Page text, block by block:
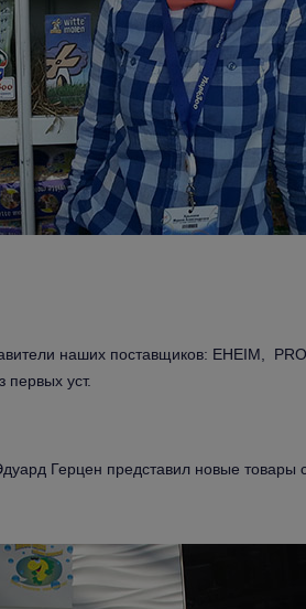
наших поставщиков: EHEIM,
уст.
Герцен представил новые товары